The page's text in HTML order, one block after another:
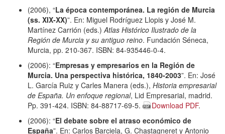
(2006), “La época contemporánea. La región de Murcia
(ss. XIX-XX)”. En: Miguel Rodríguez Llopis y José M.
Martínez Carrión (eds.) Atlas Histórico Ilustrado de la
Región de Murcia y su antiguo reino. Fundación Séneca,
Murcia, pp. 210-367. ISBN: 84-935446-0-4.
(2006): “Empresas y empresarios en la Región de
Murcia. Una perspectiva histórica, 1840-2003”. En: José
L. García Ruiz y Carles Manera (eds.), Historia empresarial
de España. Un enfoque regional, Lid Empresarial, madrid.
Pp. 391-424. ISBN: 84-88717-69-5.
Download PDF.
(2006): “El debate sobre el atraso económico de
España”. En: Carlos Barciela, G. Chastagneret y Antonio